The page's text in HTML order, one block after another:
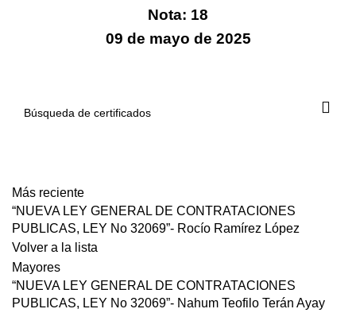
Nota: 18
09 de mayo de 2025
Más reciente
“NUEVA LEY GENERAL DE CONTRATACIONES
PUBLICAS, LEY No 32069”- Rocío Ramírez López
Volver a la lista
Mayores
“NUEVA LEY GENERAL DE CONTRATACIONES
PUBLICAS, LEY No 32069”- Nahum Teofilo Terán Ayay